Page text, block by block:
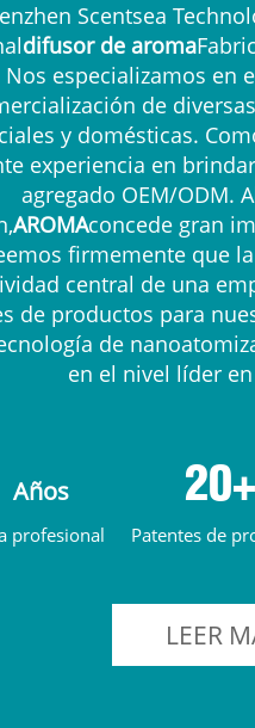
Scentsea
difusor de aroma
Nos especializamos en
de
y domésticas.
experiencia en
agregado OEM/ODM.
AROMAconcede gran
firmemente que
central de una
de productos para
de
en el nivel líder
Años
profesional
20+
Patentes de
LEER